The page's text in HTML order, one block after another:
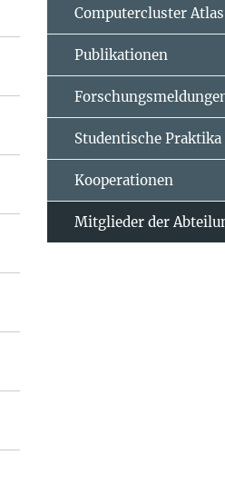
Computercluster Atlas
Publikationen
Studentische Praktika
Kooperationen
Mitglieder der